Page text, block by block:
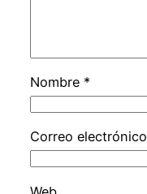
Nombre *
Correo electrónico